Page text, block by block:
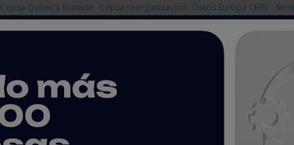
Cepsa Química Knowde Cepsa reorganización Datos Europa CEFIC